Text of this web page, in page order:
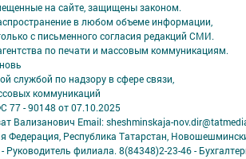
на сайте, защищены законом.
в любом объеме информации,
с письменного согласия редакций СМИ.
по печати и массовым коммуникациям.
службой по надзору в сфере связи,
коммуникаций
- 90148 от 07.10.2025
Вализанович Email: sheshminskaja-
Федерация, Республика Татарстан,
Руководитель филиала. 8(84348)2-23-46 -